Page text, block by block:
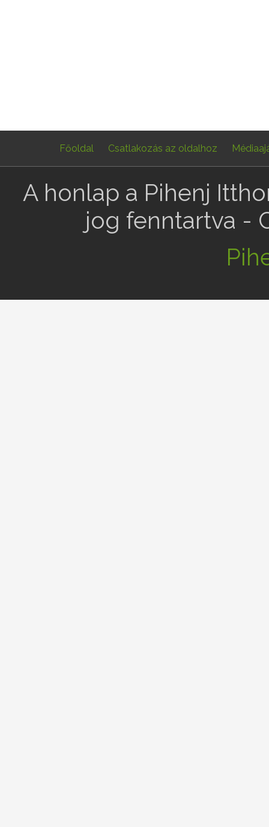
Főoldal Csatlakozás az oldalhoz
A honlap a Pihenj
jog fenntartva -